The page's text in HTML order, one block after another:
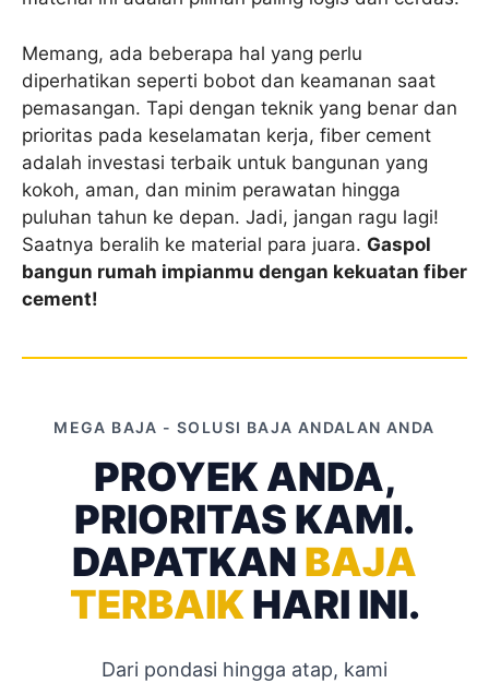
Memang, ada beberapa hal yang perlu
diperhatikan seperti bobot dan keamanan saat
pemasangan. Tapi dengan teknik yang benar dan
prioritas pada keselamatan kerja, fiber cement
adalah investasi terbaik untuk bangunan yang
kokoh, aman, dan minim perawatan hingga
puluhan tahun ke depan. Jadi, jangan ragu lagi!
Saatnya beralih ke material para juara. Gaspol
bangun rumah impianmu dengan kekuatan fiber
cement!
MEGA BAJA - SOLUSI BAJA ANDALAN ANDA
PROYEK ANDA,
PRIORITAS KAMI.
DAPATKAN BAJA
TERBAIK HARI INI.
Dari pondasi hingga atap, kami